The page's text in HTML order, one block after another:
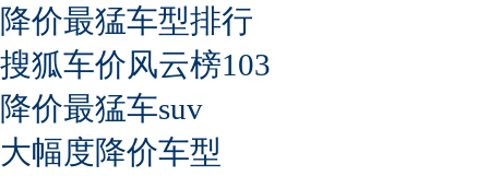
降价最猛车型排行
搜狐车价风云榜103
降价最猛车suv
大幅度降价车型